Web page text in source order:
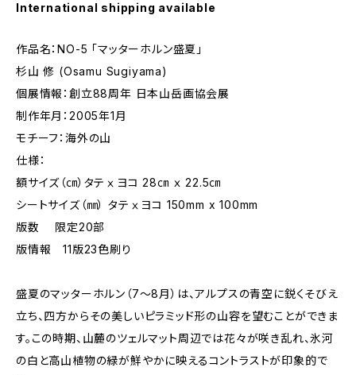
International shipping available
作品名：NO-5 「マッターホルン盛夏」
杉山 修 (Osamu Sugiyama)
個展情報：創立88周年 日本山岳画協会展
制作年月：2005年1月
モチーフ：海外の山
仕様：
額サイズ（㎝）タテⅹヨコ 28㎝ ｘ 22.5㎝
シートサイズ（㎜） タテⅹヨコ 150mm x 100mm
版数 限定20部
版情報 11版23色刷り
盛夏のマッターホルン（7～8月）は、アルプスの青空に鋭くそびえ
立ち、四方からその美しいピラミッド形の山容を望むことができま
す。この時期、山麓のツェルマット周辺では花々が咲き乱れ、氷河
の白と高山植物の緑が鮮やかに映えるコントラストが印象的で